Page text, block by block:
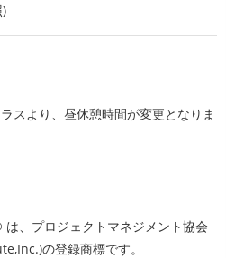
スより、昼休憩時間が変更となりま
は、プロジェクトマネジメント協会
の登録商標です。